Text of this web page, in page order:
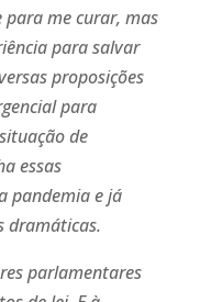
para me curar, mas
para salvar
proposições
para
de
essas
pandemia e já
dramáticas.
parlamentares